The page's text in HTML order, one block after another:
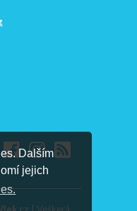
Dalším
jejich